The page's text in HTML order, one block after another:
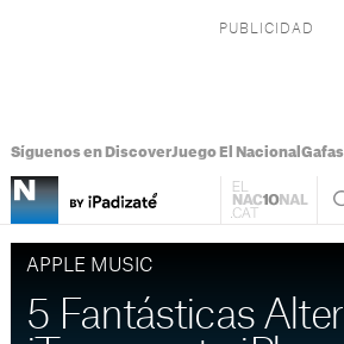
Síguenos en DiscoverJuego El Nacional
APPLE MUSIC
5 Fantásticas